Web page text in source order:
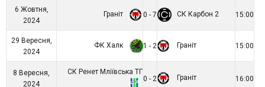
6 Жовтня,
2024
Граніт 0 - 7 СК Карбон 2 15:00
29 Вересня,
2024
ФК Халк 1 - 2 Граніт 15:00
8 Вересня,
2024
СК Ренет Мліївська ТГ
0 - 2
Граніт 16:00